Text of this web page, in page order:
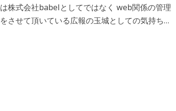
は株式会社babelとしてではなく web関係の管理
をさせて頂いている広報の玉城としての気持ちを